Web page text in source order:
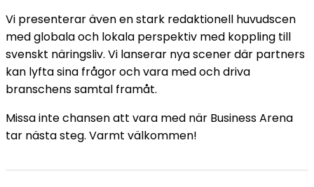
Vi presenterar även en stark redaktionell huvudscen
med globala och lokala perspektiv med koppling till
svenskt näringsliv. Vi lanserar nya scener där partners
kan lyfta sina frågor och vara med och driva
branschens samtal framåt.
Missa inte chansen att vara med när Business Arena
tar nästa steg. Varmt välkommen!